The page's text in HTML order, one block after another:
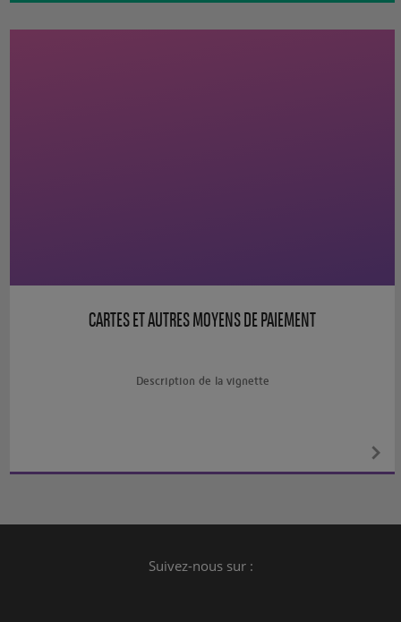
CARTES ET AUTRES MOYENS DE PAIEMENT
Description de la vignette
Suivez-nous sur :